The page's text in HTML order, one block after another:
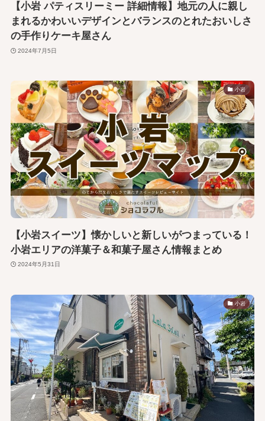
【小岩 パティスリーミー 詳細情報】地元の人に親し
まれるかわいいデザインとバランスのとれたおいしさ
の手作りケーキ屋さん
2024年7月5日
小岩
【小岩スイーツ】懐かしいと新しいがつまっている！
小岩エリアの洋菓子＆和菓子屋さん情報まとめ
2024年5月31日
小岩